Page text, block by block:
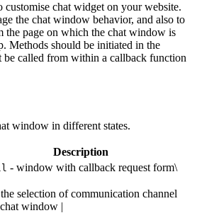
chat widget on your website.
the chat window behavior, and also to
the page on which the chat window is
Methods should be initiated in the
be called from within a callback function
window in different states.
Description
- window with callback request form\
selection of communication channel
window |